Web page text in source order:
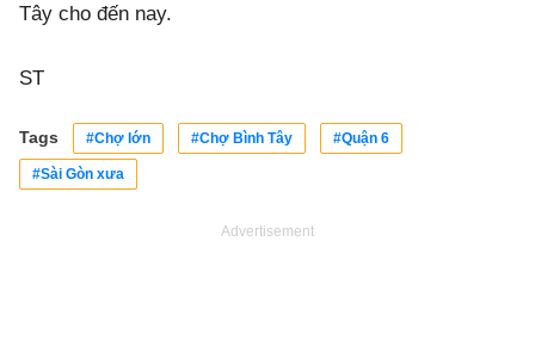
Tây cho đến nay.
ST
Tags #Chợ lớn #Chợ Bình Tây #Quận 6
#Sài Gòn xưa
Advertisement